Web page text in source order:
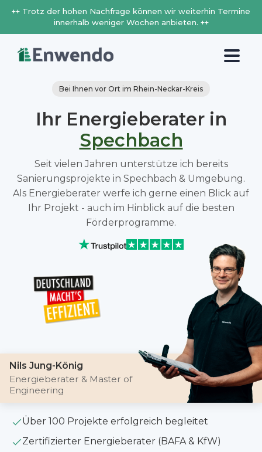
++ Trotz der hohen Nachfrage können wir weiterhin Termine
innerhalb weniger Wochen anbieten. ++
Bei Ihnen vor Ort im Rhein-Neckar-Kreis
Ihr Energieberater in
Spechbach
Seit vielen Jahren unterstütze ich bereits
Sanierungsprojekte in Spechbach & Umgebung.
Als Energieberater werfe ich gerne einen Blick auf
Ihr Projekt - auch im Hinblick auf die besten
Förderprogramme.
Nils Jung-König
Energieberater & Master of
Engineering
Über 100 Projekte erfolgreich begleitet
Zertifizierter Energieberater (BAFA & KfW)